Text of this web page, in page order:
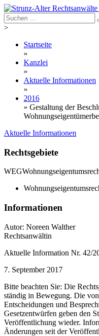
Skip
to
content
>
Startseite
»
Kanzlei
»
Aktuelle Informationen
»
2016
» Gestaltung der
Aktuelle Informationen
Rechtsgebiete
WEG
Informationen
Autor: Noreen Walther
Rechtsanwältin
Aktuelle Information Nr. 42/
7. September 2017
Bitte beachten Sie: Die
ständig in Bewegung. Die
Entscheidungen und
Gesetzentwürfen geben den
Veröffentlichung wieder.
Änderungen seit der